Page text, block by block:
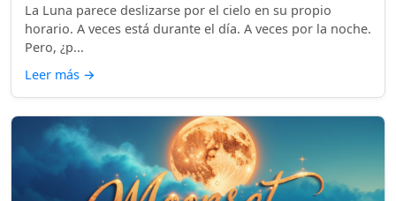
La Luna parece deslizarse por el cielo en su propio
horario. A veces está durante el día. A veces por la noche.
Pero, ¿p...
Leer más →